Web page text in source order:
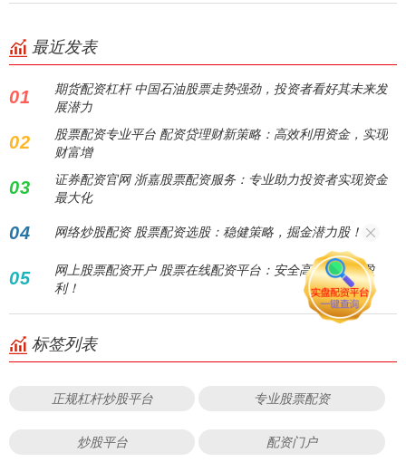
最近发表
01
期货配资杠杆 中国石油股票走势强劲，投资者看好其未来发
展潜力
02
股票配资专业平台 配资贷理财新策略：高效利用资金，实现
财富增
03
证券配资官网 浙嘉股票配资服务：专业助力投资者实现资金
最大化
04 网络炒股配资 股票配资选股：稳健策略，掘金潜力股！
05
网上股票配资开户 股票在线配资平台：安全高效，助您盈
利！
标签列表
正规杠杆炒股平台 专业股票配资
炒股平台 配资门户